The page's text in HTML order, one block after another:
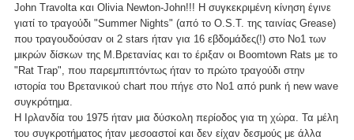
John Travolta και Olivia Newton-John!!! Η συγκεκριμένη κίνηση έγινε
γιατί το τραγούδι "Summer Nights" (από το O.S.T. της ταινίας Grease)
που τραγουδούσαν οι 2 stars ήταν για 16 εβδομάδες(!) στο Νο1 των
μικρών δίσκων της Μ.Βρετανίας και το έριξαν οι Boomtown Rats με το
"Rat Trap", που παρεμπιπτόντως ήταν το πρώτο τραγούδι στην
ιστορία του Βρετανικού chart που πήγε στο Νο1 από punk ή new wave
συγκρότημα.
Η Ιρλανδία του 1975 ήταν μια δύσκολη περίοδος για τη χώρα. Τα μέλη
του συγκροτήματος ήταν μεσοαστοί και δεν είχαν δεσμούς με άλλα